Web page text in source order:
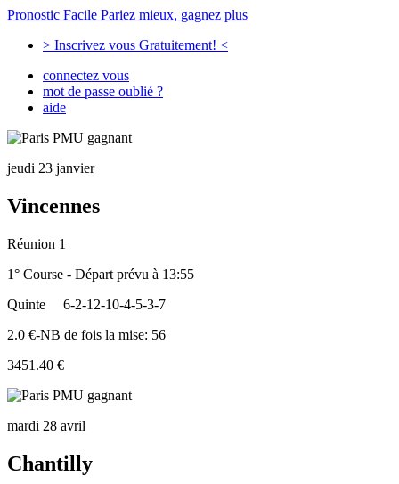
Pronostic Facile Pariez mieux, gagnez plus
> Inscrivez vous Gratuitement! <
connectez vous
mot de passe oublié ?
aide
jeudi 23 janvier
Vincennes
Réunion 1
1° Course - Départ prévu à 13:55
Quinte
6-2-12-10-4-5-3-7
2.0 €-NB de fois la mise: 56
3451.40 €
mardi 28 avril
Chantilly